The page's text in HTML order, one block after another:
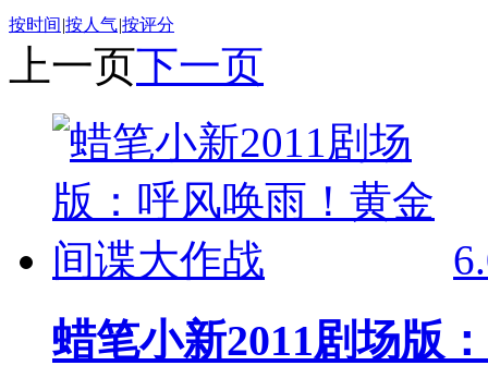
按时间 |按人气|按评分
上一页下一页
蜡笔小新2011剧场版